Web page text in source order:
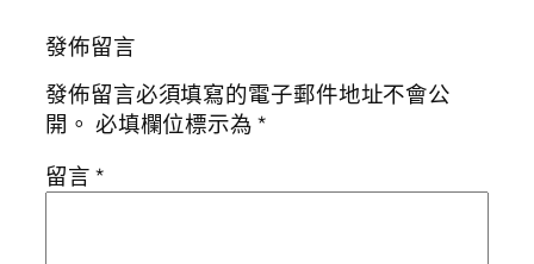
發佈留言
發佈留言必須填寫的電子郵件地址不會公
開。 必填欄位標示為*
留言*